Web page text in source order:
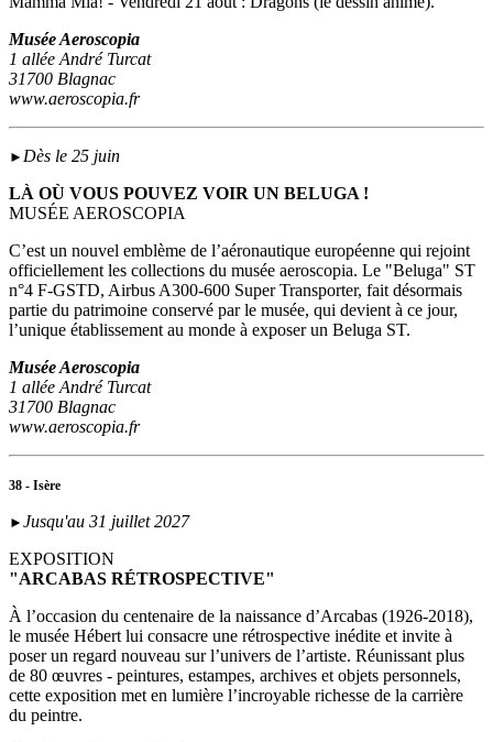
Musée Aeroscopia
1 allée André Turcat
31700 Blagnac
www.aeroscopia.fr
► Dès le 25 juin
LÀ OÙ VOUS POUVEZ VOIR UN BELUGA !
MUSÉE AEROSCOPIA
C’est un nouvel emblème de l’aéronautique européenne qui rejoint
officiellement les collections du musée aeroscopia. Le "Beluga" ST
n°4 F-GSTD, Airbus A300-600 Super Transporter, fait désormais
partie du patrimoine conservé par le musée, qui devient à ce jour,
l’unique établissement au monde à exposer un Beluga ST.
Musée Aeroscopia
1 allée André Turcat
31700 Blagnac
www.aeroscopia.fr
38 - Isère
► Jusqu'au 31 juillet 2027
EXPOSITION
"ARCABAS RÉTROSPECTIVE"
À l’occasion du centenaire de la naissance d’Arcabas (1926-2018),
le musée Hébert lui consacre une rétrospective inédite et invite à
poser un regard nouveau sur l’univers de l’artiste. Réunissant plus
de 80 œuvres - peintures, estampes, archives et objets personnels,
cette exposition met en lumière l’incroyable richesse de la carrière
du peintre.